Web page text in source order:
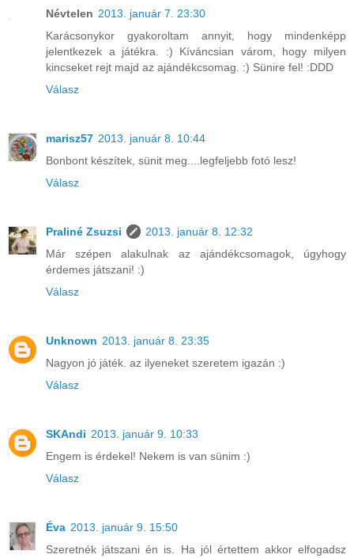
Névtelen 2013. január 7. 23:30
Karácsonykor gyakoroltam annyit, hogy mindenképp
jelentkezek a játékra. :) Kíváncsian várom, hogy milyen
kincseket rejt majd az ajándékcsomag. :) Sünire fel! :DDD
Válasz
marisz57 2013. január 8. 10:44
Bonbont készítek, sünit meg....legfeljebb fotó lesz!
Válasz
Praliné Zsuzsi
2013. január 8. 12:32
Már szépen alakulnak az ajándékcsomagok, úgyhogy
érdemes játszani! :)
Válasz
Unknown 2013. január 8. 23:35
Nagyon jó játék. az ilyeneket szeretem igazán :)
Válasz
SKAndi 2013. január 9. 10:33
Engem is érdekel! Nekem is van sünim :)
Válasz
Éva 2013. január 9. 15:50
Szeretnék játszani én is. Ha jól értettem akkor elfogadsz